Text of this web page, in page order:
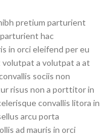
pretium parturient
hac
in orci eleifend per eu
a volutpat a at
sociis non
risus non a porttitor in
convallis litora in
arcu porta
ad mauris in orci